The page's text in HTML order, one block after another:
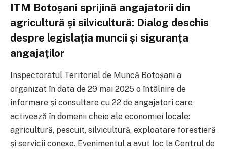
ITM Botoșani sprijină angajatorii din
agricultură și silvicultură: Dialog deschis
despre legislația muncii și siguranța
angajaților
Inspectoratul Teritorial de Muncă Botoșani a
organizat în data de 29 mai 2025 o întâlnire de
informare și consultare cu 22 de angajatori care
activează în domenii cheie ale economiei locale:
agricultură, pescuit, silvicultură, exploatare forestieră
și servicii conexe. Evenimentul a avut loc la Centrul de